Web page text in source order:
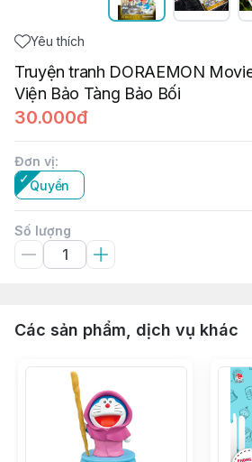
Yêu thích
Truyện tranh DORAEMON
Viện Bảo Tàng Bảo Bối
30.000đ
Đơn vị:
Quyển
Số lượng
Các sản phẩm, dịch vụ khác